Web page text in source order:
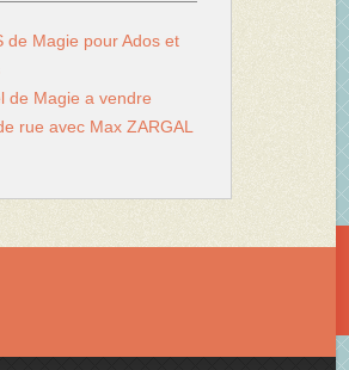
de Magie pour Ados et
de Magie a vendre
rue avec Max ZARGAL